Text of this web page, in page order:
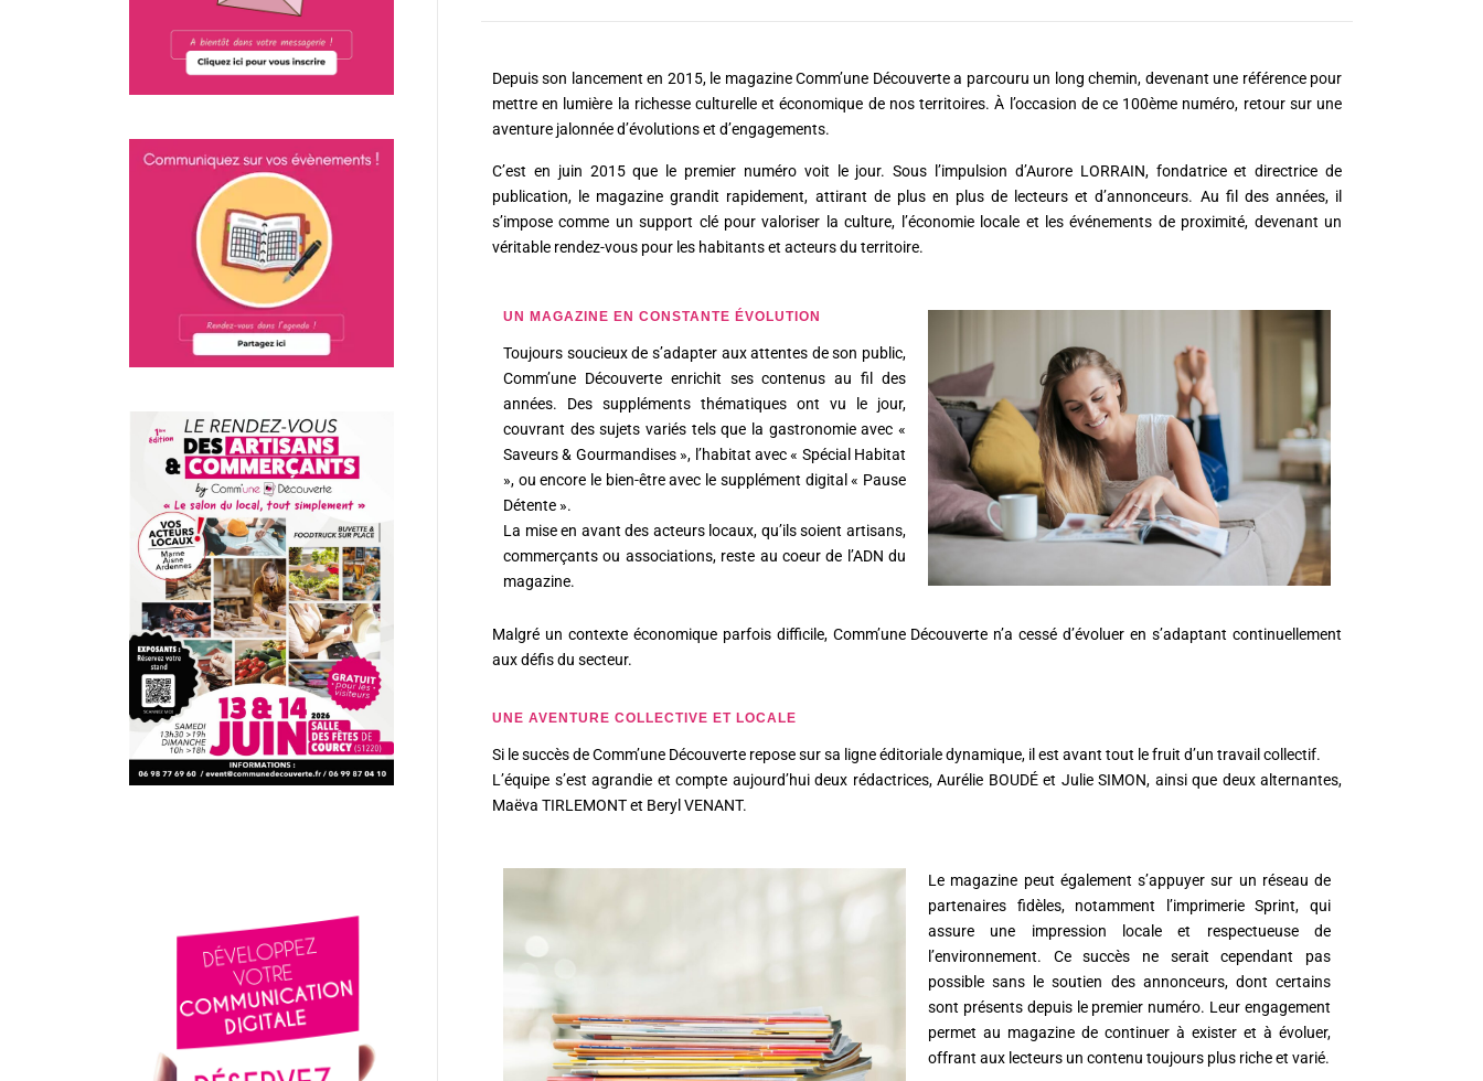
Depuis son lancement en 2015, le magazine Comm’une Découverte a parcouru un long chemin, devenant une référence pour
mettre en lumière la richesse culturelle et économique de nos territoires. À l’occasion de ce 100ème numéro, retour sur une
aventure jalonnée d’évolutions et d’engagements.
C’est en juin 2015 que le premier numéro voit le jour. Sous l’impulsion d’Aurore LORRAIN, fondatrice et directrice de
publication, le magazine grandit rapidement, attirant de plus en plus de lecteurs et d’annonceurs. Au fil des années, il
s’impose comme un support clé pour valoriser la culture, l’économie locale et les événements de proximité, devenant un
véritable rendez-vous pour les habitants et acteurs du territoire.
UN MAGAZINE EN CONSTANTE ÉVOLUTION
Toujours soucieux de s’adapter aux attentes de son public,
Comm’une Découverte enrichit ses contenus au fil des
années. Des suppléments thématiques ont vu le jour,
couvrant des sujets variés tels que la gastronomie avec «
Saveurs & Gourmandises », l’habitat avec « Spécial Habitat
», ou encore le bien-être avec le supplément digital « Pause
Détente ».
La mise en avant des acteurs locaux, qu’ils soient artisans,
commerçants ou associations, reste au coeur de l’ADN du
magazine.
Malgré un contexte économique parfois difficile, Comm’une Découverte n’a cessé d’évoluer en s’adaptant continuellement
aux défis du secteur.
UNE AVENTURE COLLECTIVE ET LOCALE
Si le succès de Comm’une Découverte repose sur sa ligne éditoriale dynamique, il est avant tout le fruit d’un travail collectif.
L’équipe s’est agrandie et compte aujourd’hui deux rédactrices, Aurélie BOUDÉ et Julie SIMON, ainsi que deux alternantes,
Maëva TIRLEMONT et Beryl VENANT.
Le magazine peut également s’appuyer sur un réseau de
partenaires fidèles, notamment l’imprimerie Sprint, qui
assure une impression locale et respectueuse de
l’environnement. Ce succès ne serait cependant pas
possible sans le soutien des annonceurs, dont certains
sont présents depuis le premier numéro. Leur engagement
permet au magazine de continuer à exister et à évoluer,
offrant aux lecteurs un contenu toujours plus riche et varié.